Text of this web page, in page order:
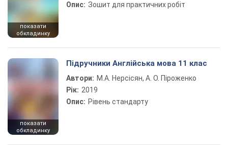
показати
обкладинку
Опис: Зошит для практичних робіт
показати
обкладинку
Підручники Англійська мова 11 клас
Автори: М.А. Нерсісян, А. О. Піроженко
Рік: 2019
Опис: Рівень стандарту